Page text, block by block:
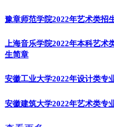
豫章师范学院2022年艺术类招
上海音乐学院2022年本科艺术
生简章
安徽工业大学2022年设计类专
安徽建筑大学2022年艺术类专